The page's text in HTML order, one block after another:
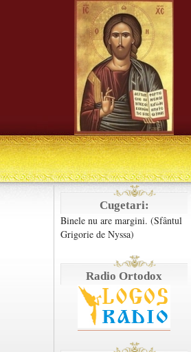
Cugetari:
Binele nu are margini. (Sfântul
Grigorie de Nyssa)
Radio Ortodox